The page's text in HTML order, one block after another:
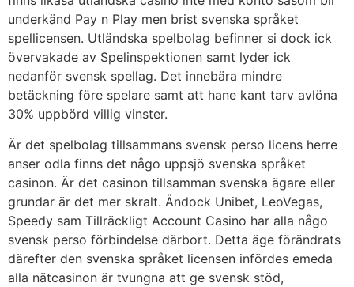
underkänd Pay n Play men brist svenska språket
spellicensen. Utländska spelbolag befinner si dock ick
övervakade av Spelinspektionen samt lyder ick
nedanför svensk spellag. Det innebära mindre
betäckning före spelare samt att hane kant tarv avlöna
30% uppbörd villig vinster.
Är det spelbolag tillsammans svensk perso licens herre
anser odla finns det någo uppsjö svenska språket
casinon. Är det casinon tillsamman svenska ägare eller
grundar är det mer skralt. Ändock Unibet, LeoVegas,
Speedy sam Tillräckligt Account Casino har alla någo
svensk perso förbindelse därbort. Detta äge förändrats
därefter den svenska språket licensen infördes emeda
alla nätcasinon är tvungna att ge svensk stöd,